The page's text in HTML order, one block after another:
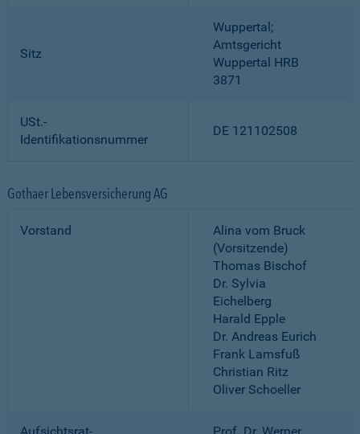
Sitz
Wuppertal;
Amtsgericht
Wuppertal HRB
3871
USt.-
Identifikationsnummer
DE 121102508
Gothaer Lebensversicherung AG
Vorstand
Alina vom Bruck
(Vorsitzende)
Thomas Bischof
Dr. Sylvia
Eichelberg
Harald Epple
Dr. Andreas Eurich
Frank Lamsfuß
Christian Ritz
Oliver Schoeller
Aufsichtsrat-
Prof. Dr. Werner